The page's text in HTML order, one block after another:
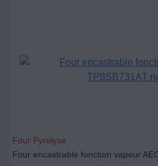
Four Pyrolyse
Four encastrable fonction vapeur